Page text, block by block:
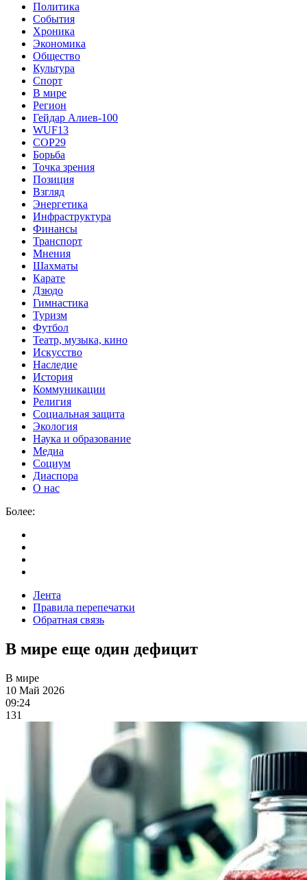
Политика
События
Хроника
Экономика
Общество
Культура
Спорт
В мире
Регион
Гейдар Алиев-100
WUF13
COP29
Борьба
Точка зрения
Позиция
Взгляд
Энергетика
Инфраструктура
Финансы
Транспорт
Мнения
Шахматы
Карате
Дзюдо
Гимнастика
Туризм
Футбол
Театр, музыка, кино
Искусство
Наследие
История
Коммуникации
Религия
Социальная защита
Экология
Наука и образование
Медиа
Социум
Диаспора
О нас
Более:
Лента
Правила перепечатки
Обратная связь
В мире еще один дефицит
В мире
10 Май 2026
09:24
131